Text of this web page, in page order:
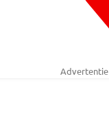
Advertentie